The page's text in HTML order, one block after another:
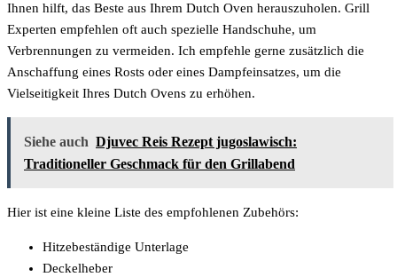
Ihnen hilft, das Beste aus Ihrem Dutch Oven herauszuholen. Grill
Experten empfehlen oft auch spezielle Handschuhe, um
Verbrennungen zu vermeiden. Ich empfehle gerne zusätzlich die
Anschaffung eines Rosts oder eines Dampfeinsatzes, um die
Vielseitigkeit Ihres Dutch Ovens zu erhöhen.
Siehe auch Djuvec Reis Rezept jugoslawisch:
Traditioneller Geschmack für den Grillabend
Hier ist eine kleine Liste des empfohlenen Zubehörs:
Hitzebeständige Unterlage
Deckelheber